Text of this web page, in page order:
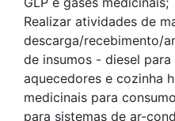
Realizar atividades de
descarga/recebimento/
de insumos - diesel
aquecedores e cozinha
medicinais para
para sistemas de ar-